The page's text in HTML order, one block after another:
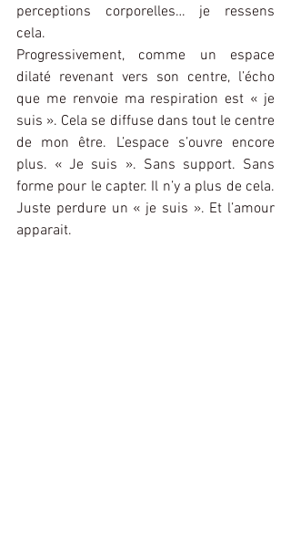
perceptions corporelles… je ressens
cela.
Progressivement, comme un espace
dilaté revenant vers son centre, l’écho
que me renvoie ma respiration est « je
suis ». Cela se diffuse dans tout le centre
de mon être. L’espace s’ouvre encore
plus. « Je suis ». Sans support. Sans
forme pour le capter. Il n’y a plus de cela.
Juste perdure un « je suis ». Et l’amour
apparait.